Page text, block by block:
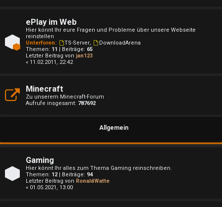
e
t
r
t
e
ePlay im Web
Hier könnt Ihr eure Fragen und Probleme über unsere Webseite
reinstellen
Unterforen:
TS-Server,
DownloadArena
Themen: 11 | Beiträge: 65
Letzter Beitrag von jan123
« 11.02.2011, 22:42
Minecraft
Zu unserem Minecraft-Forum
Aufrufe insgesamt: 787692
Allgemein
Gaming
Hier könnt Ihr alles zum Thema Gaming reinschreiben.
Themen: 12 | Beiträge: 94
Letzter Beitrag von RonaldWatte
« 01.05.2021, 13:00